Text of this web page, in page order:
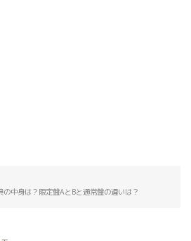
中身は？限定盤AとBと通常盤の違いは？